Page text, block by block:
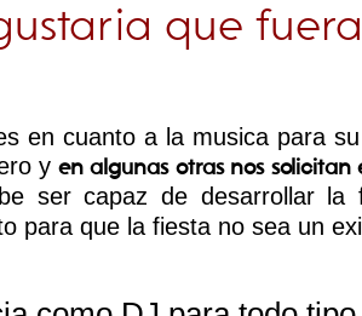
que
en cuanto a la musica para
y en algunas otras nos solicitan
ser capaz de desarrollar la
para que la fiesta no sea un